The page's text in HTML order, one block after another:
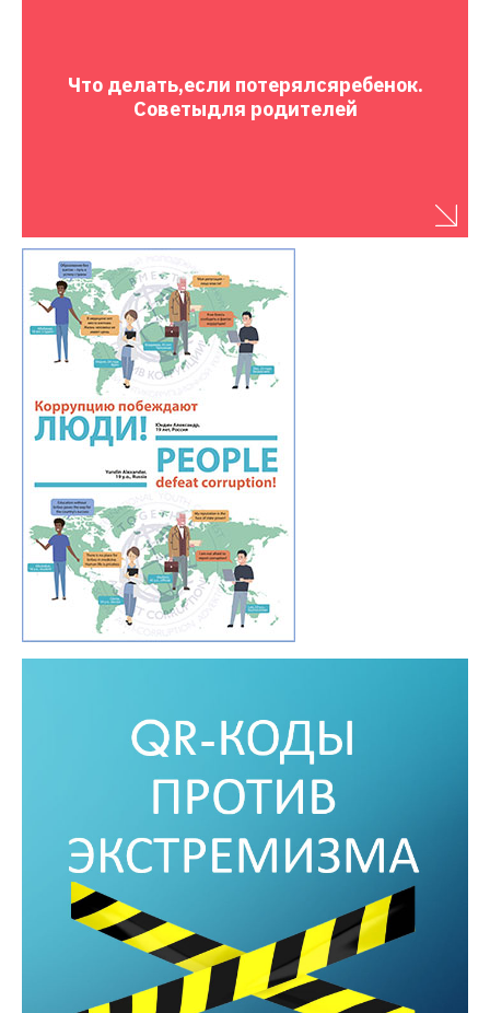
Что делать,если потерялсяребенок.
Советыдля родителей